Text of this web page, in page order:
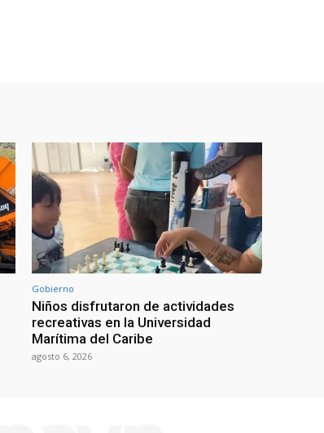
Gobierno
Niños disfrutaron de actividades
recreativas en la Universidad
Marítima del Caribe
agosto 6, 2026